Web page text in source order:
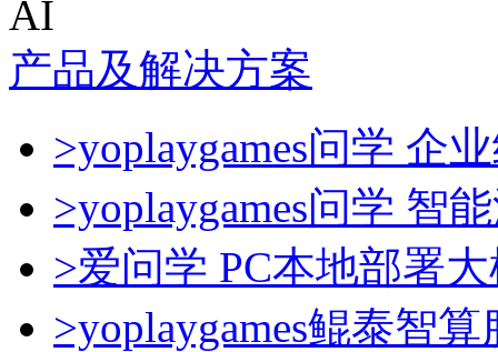
AI
产品及解决方案
>yoplaygames问学 企
>yoplaygames问学 智
>爱问学 PC本地部署
>yoplaygames鲲泰智